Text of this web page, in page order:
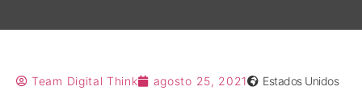
Team Digital Think agosto 25, 2021 Estados Unidos